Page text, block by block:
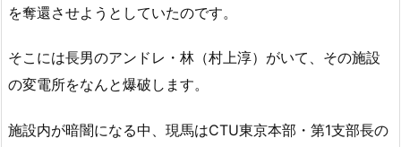
を奪還させようとしていたのです。
そこには長男のアンドレ・林（村上淳）がいて、その施設
の変電所をなんと爆破します。
施設内が暗闇になる中、現馬はCTU東京本部・第1支部長の